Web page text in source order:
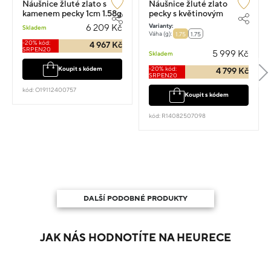
Náušnice žluté zlato s
kamenem pecky 1cm 1.58g
Skladem 6 209 Kč
-20% kód:
SRPEN20
4 967 Kč
Koupit s kódem
kód: O19112400757
Náušnice žluté zlato
pecky s květinovým
motivem 0.90cm 1.75g
Varianty:
Váha (g): 1.75 1.75
Skladem 5 999 Kč
-20% kód:
SRPEN20
4 799 Kč
Koupit s kódem
kód: R14082507098
DALŠÍ PODOBNÉ PRODUKTY
JAK NÁS HODNOTÍTE NA HEURECE